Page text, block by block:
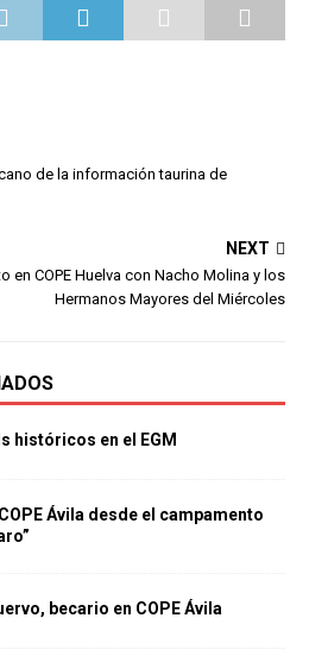
de la información taurina de
NEXT
en COPE Huelva con Nacho Molina y los
Hermanos Mayores del Miércoles
históricos en el EGM
Ávila desde el campamento
becario en COPE Ávila